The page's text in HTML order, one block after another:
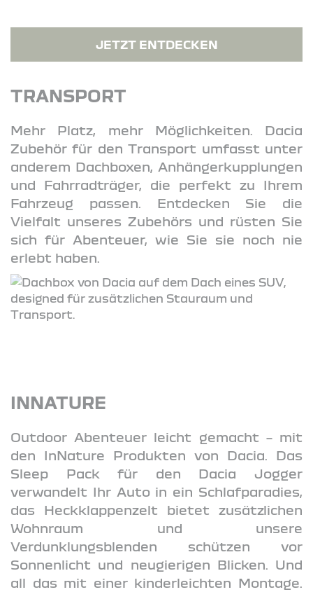
JETZT ENTDECKEN
TRANSPORT
Mehr Platz, mehr Möglichkeiten. Dacia
Zubehör für den Transport umfasst unter
anderem Dachboxen, Anhängerkupplungen
und Fahrradträger, die perfekt zu Ihrem
Fahrzeug passen. Entdecken Sie die
Vielfalt unseres Zubehörs und rüsten Sie
sich für Abenteuer, wie Sie sie noch nie
erlebt haben.
INNATURE
Outdoor Abenteuer leicht gemacht – mit
den InNature Produkten von Dacia. Das
Sleep Pack für den Dacia Jogger
verwandelt Ihr Auto in ein Schlafparadies,
das Heckklappenzelt bietet zusätzlichen
Wohnraum und unsere
Verdunklungsblenden schützen vor
Sonnenlicht und neugierigen Blicken. Und
all das mit einer kinderleichten Montage.